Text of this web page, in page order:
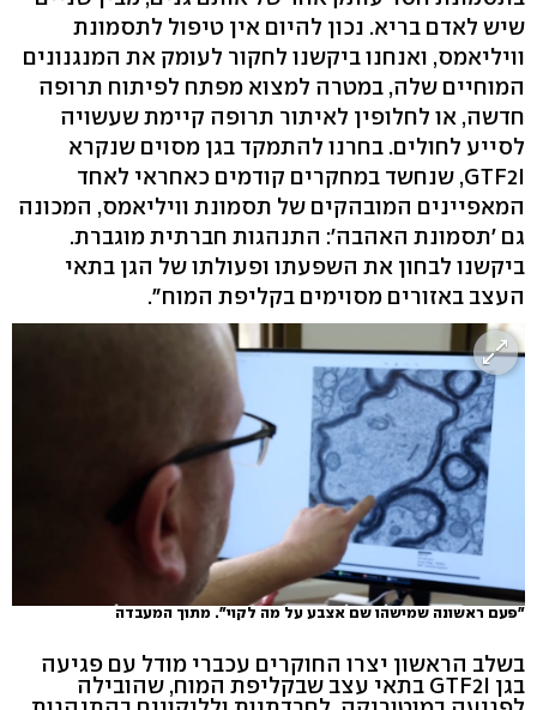
שיש לאדם בריא. נכון להיום אין טיפול לתסמונת
וויליאמס, ואנחנו ביקשנו לחקור לעומק את המנגנונים
המוחיים שלה, במטרה למצוא מפתח לפיתוח תרופה
חדשה, או לחלופין לאיתור תרופה קיימת שעשויה
לסייע לחולים. בחרנו להתמקד בגן מסוים שנקרא
GTF2I, שנחשד במחקרים קודמים כאחראי לאחד
המאפיינים המובהקים של תסמונת וויליאמס, המכונה
גם 'תסמונת האהבה': התנהגות חברתית מוגברת.
ביקשנו לבחון את השפעתו ופעולתו של הגן בתאי
העצב באזורים מסוימים בקליפת המוח".
"פעם ראשונה שמישהו שם אצבע על מה לקוי". מתוך המעבדה
בשלב הראשון יצרו החוקרים עכברי מודל עם פגיעה
בגן GTF2I בתאי עצב שבקליפת המוח, שהובילה